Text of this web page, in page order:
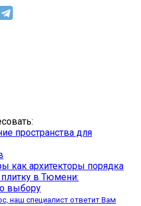
пространства для
как архитекторы порядка
в Тюмени:
выбору
наш специалист ответит Вам